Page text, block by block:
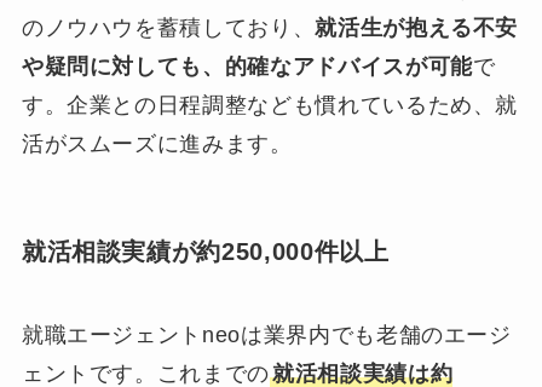
のノウハウを蓄積しており、就活生が抱える不安
や疑問に対しても、的確なアドバイスが可能で
す。企業との日程調整なども慣れているため、就
活がスムーズに進みます。
就活相談実績が約250,000件以上
就職エージェントneoは業界内でも老舗のエージ
ェントです。これまでの就活相談実績は約